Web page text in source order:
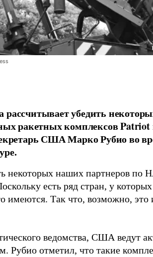
убедить
ракетных комплексов
США Марко Рубио во
некоторых наших партнеров по
есть ряд стран, у
имеются. Так что, возможно, это
ведомства, США ведут
Рубио отметил, что такие